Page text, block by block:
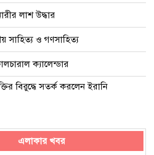
লাশ উদ্ধার
সাহিত্য ও গণসাহিত্য
ক্যালেন্ডার
বিরুদ্ধে সতর্ক করলেন ইরানি
এলাকার খবর